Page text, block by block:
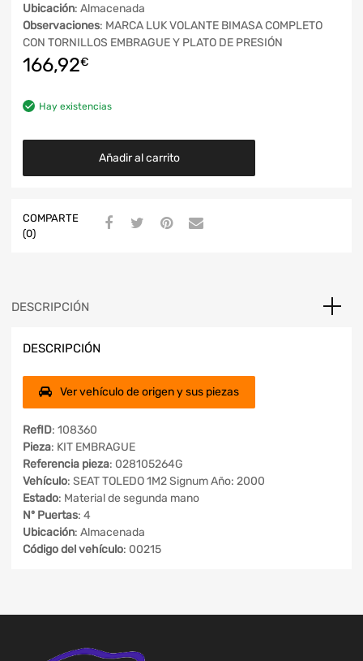
Ubicación: Almacenada
Observaciones: MARCA LUK VOLANTE BIMASA COMPLETO
CON TORNILLOS EMBRAGUE Y PLATO DE PRESIÓN
166,92€
Hay existencias
Añadir al carrito
COMPARTE
(0)
DESCRIPCIÓN
DESCRIPCIÓN
Ver vehículo de origen y sus piezas
RefID: 108360
Pieza: KIT EMBRAGUE
Referencia pieza: 028105264G
Vehículo: SEAT TOLEDO 1M2 Signum Año: 2000
Estado: Material de segunda mano
Nº Puertas: 4
Ubicación: Almacenada
Código del vehículo: 00215